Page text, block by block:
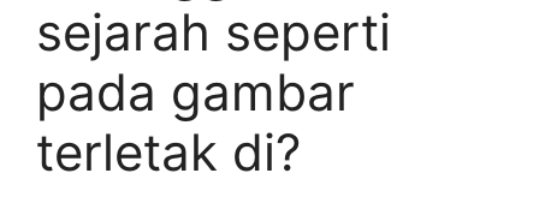
sejarah seperti
pada gambar
terletak di?